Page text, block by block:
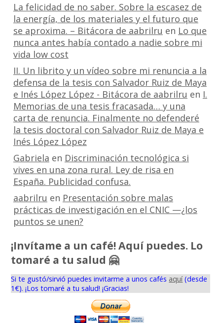
La felicidad de no saber. Sobre la escasez de
la energía, de los materiales y el futuro que
se aproxima. – Bitácora de aabrilru en Lo que
nunca antes había contado a nadie sobre mi
vida low cost
II. Un librito y un vídeo sobre mi renuncia a la
defensa de la tesis con Salvador Ruiz de Maya
e Inés López López - Bitácora de aabrilru en I.
Memorias de una tesis fracasada… y una
carta de renuncia. Finalmente no defenderé
la tesis doctoral con Salvador Ruiz de Maya e
Inés López López
Gabriela en Discriminación tecnológica si
vives en una zona rural. Ley de risa en
España. Publicidad confusa.
aabrilru en Presentación sobre malas
prácticas de investigación en el CNIC —¿los
puntos se unen?
¡Invítame a un café! Aquí puedes. Lo
tomaré a tu salud 🤗
Si te gustó/sirvió puedes invitarme a unos cafés aquí(desde
1€). ¡Los tomaré a tu salud! ¡Gracias!